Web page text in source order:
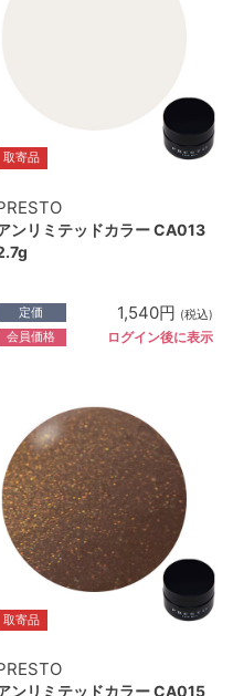
取寄品
ンリミテッドカラー CA013
定価 1,540円 (税込)
会員価格 ログイン後に表示
取寄品
ンリミテッドカラー CA015